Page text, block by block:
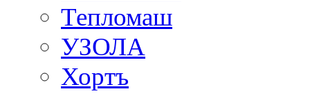
Тепломаш
УЗОЛА
Хортъ